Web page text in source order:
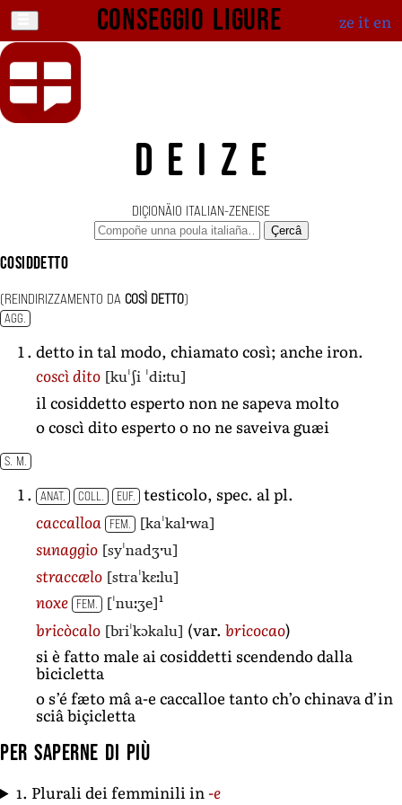
Conseggio ligure ze iten
DEIZE
DIÇIONÄIO ITALIAN-ZENEISE
Çercâ
cosiddetto
(REINDIRIZZAMENTO DA COSÌ DETTO)
AGG.
detto in tal modo, chiamato così; anche iron.
coscì dito [kuˈʃi ˈdiːtu]
il cosiddetto esperto non ne sapeva molto
o coscì dito esperto o no ne saveiva guæi
S. M.
ANAT. COLL. EUF.
testicolo, spec. al pl.
caccalloa
FEM. [kaˈkalˑwa]
sunaggio [syˈnadʒˑu]
straccælo [straˈkɛːlu]
noxe FEM. [ˈnuːʒe]1
bricòcalo [briˈkɔkalu] (var. bricocao)
si è fatto male ai cosiddetti scendendo dalla
bicicletta
o s’é fæto mâ a-e caccalloe tanto ch’o chinava d’in
sciâ biçicletta
Per saperne di più
1. Plurali dei femminili in -e